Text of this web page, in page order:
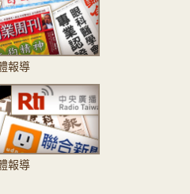
報導
報導